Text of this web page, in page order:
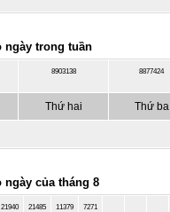
ngày trong tuần
8903138 8877424
Thứ hai Thứ ba
ngày của tháng 8
21940 21485 11379 7271